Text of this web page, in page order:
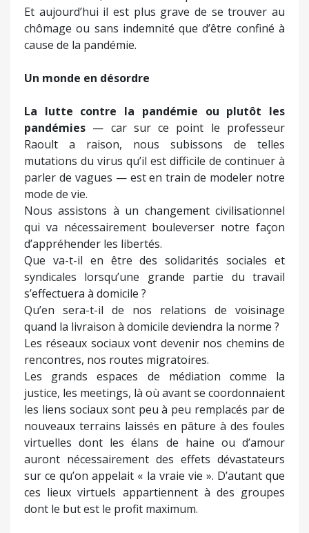
Et aujourd’hui il est plus grave de se trouver au
chômage ou sans indemnité que d’être confiné à
cause de la pandémie.
Un monde en désordre
La lutte contre la pandémie ou plutôt les
pandémies — car sur ce point le professeur
Raoult a raison, nous subissons de telles
mutations du virus qu’il est difficile de continuer à
parler de vagues — est en train de modeler notre
mode de vie.
Nous assistons à un changement civilisationnel
qui va nécessairement bouleverser notre façon
d’appréhender les libertés.
Que va-t-il en être des solidarités sociales et
syndicales lorsqu’une grande partie du travail
s’effectuera à domicile ?
Qu’en sera-t-il de nos relations de voisinage
quand la livraison à domicile deviendra la norme ?
Les réseaux sociaux vont devenir nos chemins de
rencontres, nos routes migratoires.
Les grands espaces de médiation comme la
justice, les meetings, là où avant se coordonnaient
les liens sociaux sont peu à peu remplacés par de
nouveaux terrains laissés en pâture à des foules
virtuelles dont les élans de haine ou d’amour
auront nécessairement des effets dévastateurs
sur ce qu’on appelait « la vraie vie ». D’autant que
ces lieux virtuels appartiennent à des groupes
dont le but est le profit maximum.